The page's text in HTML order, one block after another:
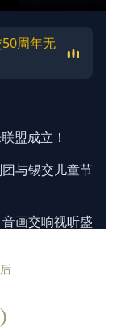
周年无
盟成立！
与锡交儿童节
画交响视听盛
际艺术家演绎